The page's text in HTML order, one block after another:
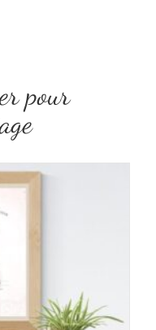
pour